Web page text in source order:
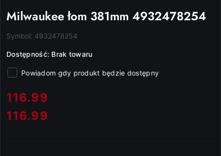
Milwaukee łom 381mm 4932478254
Symbol: 4932478254
Dostępność: Brak towaru
Powiadom gdy produkt będzie dostępny
cena:
116.99
Cena:
116.99